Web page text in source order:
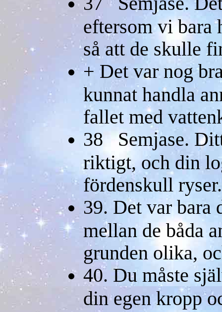
eftersom vi bara
så att de skulle
+ Det var nog
kunnat handla
fallet med
38 Semjase.
riktigt, och din
fördenskull ryser.
39. Det var bara
mellan de båda
grunden olika,
40. Du måste
din egen kropp